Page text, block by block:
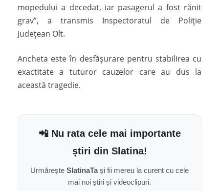
mopedului a decedat, iar pasagerul a fost rănit
grav”, a transmis Inspectoratul de Poliție
Județean Olt.
Ancheta este în desfășurare pentru stabilirea cu
exactitate a tuturor cauzelor care au dus la
această tragedie.
📲 Nu rata cele mai importante
știri din Slatina!
Urmărește SlatinaTași fii mereu la curent cu cele
mai noi știri și videoclipuri.